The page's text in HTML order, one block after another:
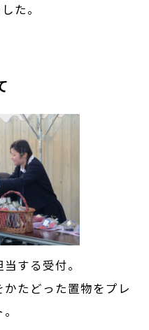
た。
する受付。
たどった置物をプレ